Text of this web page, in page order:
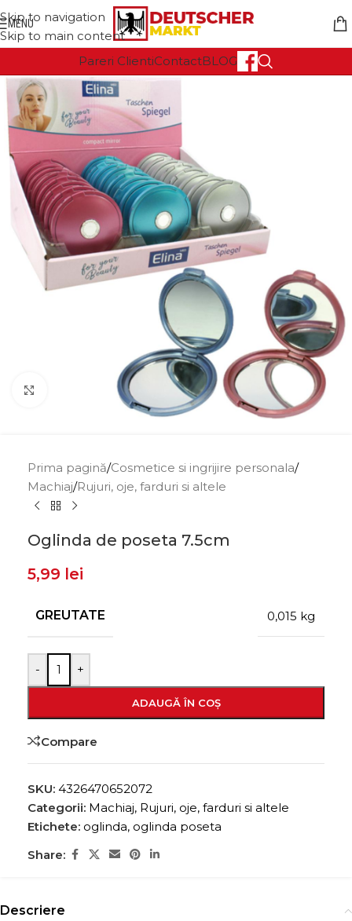
Skip to navigation
Skip to main content
MENU
Pareri ClientiContactBLOG
Click to enlarge
Prima pagină/Cosmetice si ingrijire personala/
Machiaj/Rujuri, oje, farduri si altele
Oglinda de poseta 7.5cm
5,99 lei
GREUTATE 0,015 kg
- +
ADAUGĂ ÎN COȘ
Compare
SKU: 4326470652072
Categorii: Machiaj, Rujuri, oje, farduri si altele
Etichete: oglinda, oglinda poseta
Share:
Descriere